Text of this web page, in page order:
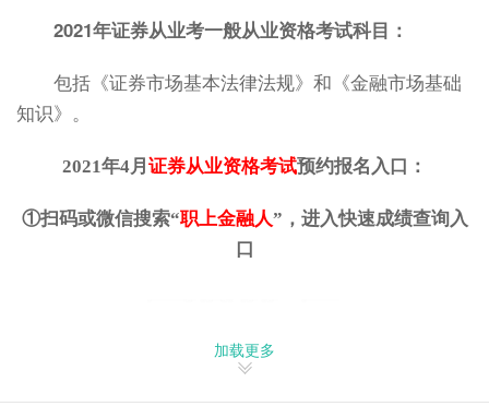
2021年证券从业考一般从业资格考试科目：
包括《证券市场基本法律法规》和《金融市场基础
知识》。
2021年4月 证券从业资格考试预约报名入口：
①扫码或微信搜索“职上金融人”，进入快速成绩查询入
口
加载更多